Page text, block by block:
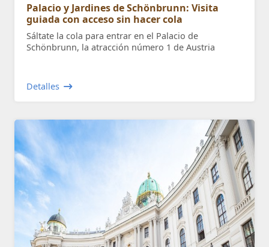
Palacio y Jardines de Schönbrunn: Visita
guiada con acceso sin hacer cola
Sáltate la cola para entrar en el Palacio de
Schönbrunn, la atracción número 1 de Austria
Detalles